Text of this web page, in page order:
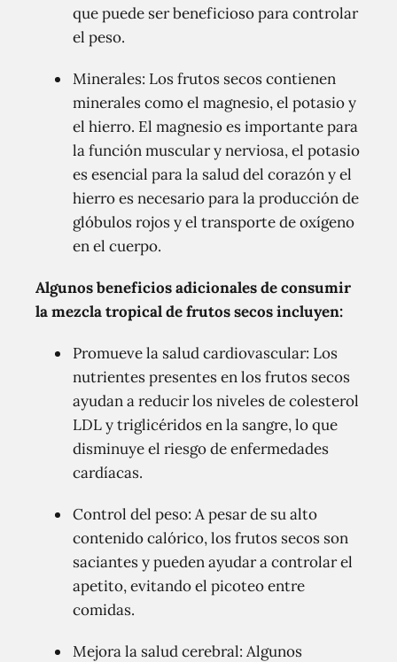
que puede ser beneficioso para controlar
el peso.
Minerales: Los frutos secos contienen
minerales como el magnesio, el potasio y
el hierro. El magnesio es importante para
la función muscular y nerviosa, el potasio
es esencial para la salud del corazón y el
hierro es necesario para la producción de
glóbulos rojos y el transporte de oxígeno
en el cuerpo.
Algunos beneficios adicionales de consumir
la mezcla tropical de frutos secos incluyen:
Promueve la salud cardiovascular: Los
nutrientes presentes en los frutos secos
ayudan a reducir los niveles de colesterol
LDL y triglicéridos en la sangre, lo que
disminuye el riesgo de enfermedades
cardíacas.
Control del peso: A pesar de su alto
contenido calórico, los frutos secos son
saciantes y pueden ayudar a controlar el
apetito, evitando el picoteo entre
comidas.
Mejora la salud cerebral: Algunos